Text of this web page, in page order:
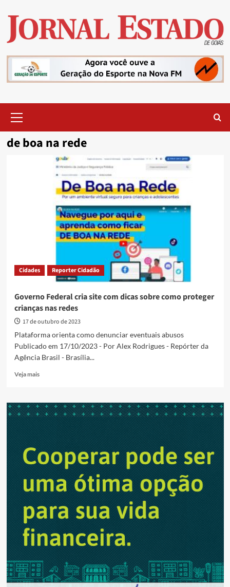
content
Menu
de boa na rede
Cidades Reporter Cidadão
Governo Federal cria site com dicas sobre como proteger
crianças nas redes
17 de outubro de 2023
Plataforma orienta como denunciar eventuais abusos
Publicado em 17/10/2023 - Por Alex Rodrigues - Repórter da
Agência Brasil - Brasília...
Veja maisRead
Governo
Federal
dicas
sobre
proteger
crianças
redes